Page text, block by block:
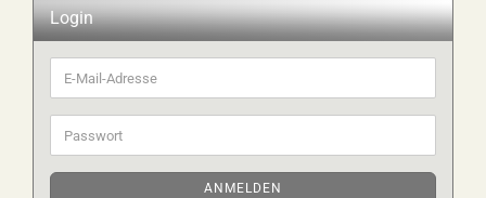
Login
E-
Mail-
Adresse
Passwort
ANMELDEN